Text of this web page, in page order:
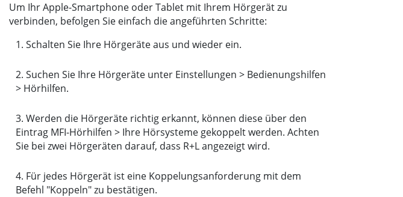
Um Ihr Apple-Smartphone oder Tablet mit Ihrem Hörgerät zu
verbinden, befolgen Sie einfach die angeführten Schritte:
Schalten Sie Ihre Hörgeräte aus und wieder ein.
Suchen Sie Ihre Hörgeräte unter Einstellungen > Bedienungshilfen
> Hörhilfen.
Werden die Hörgeräte richtig erkannt, können diese über den
Eintrag MFI-Hörhilfen > Ihre Hörsysteme gekoppelt werden. Achten
Sie bei zwei Hörgeräten darauf, dass R+L angezeigt wird.
Für jedes Hörgerät ist eine Koppelungsanforderung mit dem
Befehl "Koppeln" zu bestätigen.